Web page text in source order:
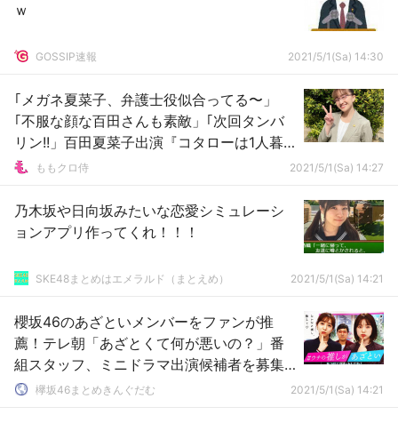
ｗ
GOSSIP速報 2021/5/1(Sa) 14:30
｢メガネ夏菜子、弁護士役似合ってる〜」
｢不服な顔な百田さんも素敵」｢次回タンバ
リン!!」百田夏菜子出演『コタローは1人暮
らし 第2話』実況まとめ！
ももクロ侍 2021/5/1(Sa) 14:27
乃木坂や日向坂みたいな恋愛シミュレーシ
ョンアプリ作ってくれ！！！
SKE48まとめはエメラルド（まとえめ） 2021/5/1(Sa) 14:21
櫻坂46のあざといメンバーをファンが推
薦！テレ朝「あざとくて何が悪いの？」番
組スタッフ、ミニドラマ出演候補者を募集
中 欅坂46まとめきんぐだむ 2021/5/1(Sa) 14:21